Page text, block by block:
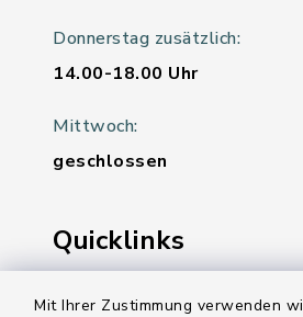
Mit Ihrer Zustimmung verwenden
Donnerstag zusätzlich:
14.00-18.00 Uhr
Mittwoch:
geschlossen
Quicklinks